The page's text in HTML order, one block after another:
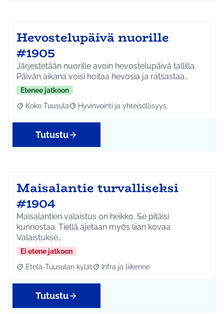
Hevostelupäivä nuorille
#1905
Järjestetään nuorille avoin hevostelupäivä tallilla.
Päivän aikana voisi hoitaa hevosia ja ratsastaa…
Etenee jatkoon
Rajaa tulokset aihepiirin mukaan: Koko Tuusula
Koko Tuusula Rajaa tulokset teeman mukaan: Hyvinvointi ja
Hyvinvointi ja yhteisöllisyys
Tutustu
Maisalantie turvalliseksi
#1904
Maisalantien valaistus on heikko. Se pitäisi
kunnostaa. Tiellä ajetaan myös liian kovaa.
Valaistukse…
Ei etene jatkoon
Rajaa tulokset aihepiirin mukaan: Etelä-Tuusulan kylät
Etelä-Tuusulan kylät Rajaa tulokset teeman mukaan: Infra ja
Infra ja liikenne
Tutustu